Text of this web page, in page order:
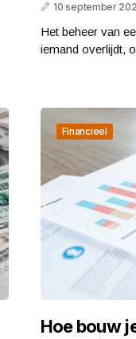
10 september
Het beheer van
iemand overlijdt,
Financieel
Hoe bouw